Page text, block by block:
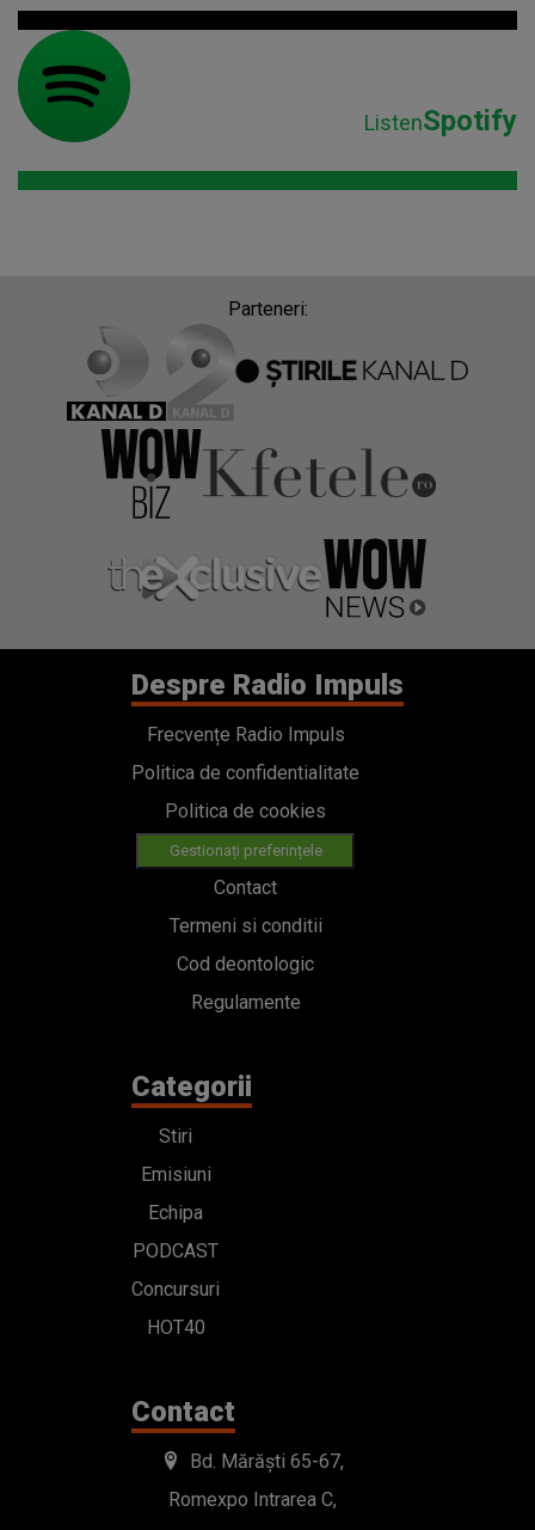
ListenSpotify
Parteneri:
Despre Radio Impuls
Frecvențe Radio Impuls
Politica de confidentialitate
Politica de cookies
Gestionați preferințele
Contact
Termeni si conditii
Cod deontologic
Regulamente
Categorii
Stiri
Emisiuni
Echipa
PODCAST
Concursuri
HOT40
Contact
Bd. Mărăști 65-67,
Romexpo Intrarea C,